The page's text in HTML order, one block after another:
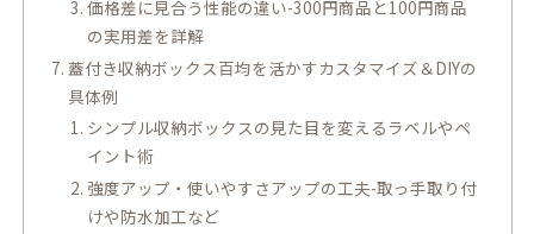
価格差に見合う性能の違い-300円商品と100円商品
の実用差を詳解
蓋付き収納ボックス百均を活かすカスタマイズ＆DIYの
具体例
シンプル収納ボックスの見た目を変えるラベルやペ
イント術
強度アップ・使いやすさアップの工夫-取っ手取り付
けや防水加工など